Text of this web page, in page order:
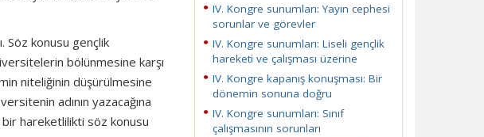
Söz konusu gençlik
bölünmesine karşı
niteliğinin düşürülmesine
adının yazacağına
hareketlilikti söz konusu
IV. Kongre sunumları: Yayın cephesi
sorunlar ve görevler
IV. Kongre sunumları: Liseli gençlik
hareketi ve çalışması üzerine
IV. Kongre kapanış konuşması: Bir
dönemin sonuna doğru
IV. Kongre sunumları: Sınıf
çalışmasının sorunları